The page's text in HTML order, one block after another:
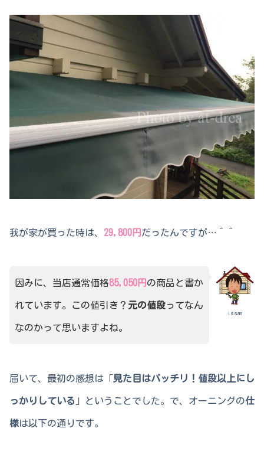
我が家が買った時は、 29,800円 だったんですが…＾＾
issan
因みに、当店通常価格85,050円 の商品と書か
れています。この値引き？ 元の値段ってなん
なのかって思いますよね。
届いて、最初の感想は「 見た目はバッチリ！値段以上にし
っかりしている 」ということでした。で、オーニングの仕
様は以下の通りです。